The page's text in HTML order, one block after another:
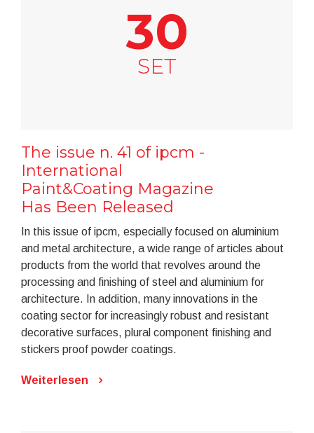
30
SET
The issue n. 41 of ipcm -
International
Paint&Coating Magazine
Has Been Released
In this issue of ipcm, especially focused on aluminium
and metal architecture, a wide range of articles about
products from the world that revolves around the
processing and finishing of steel and aluminium for
architecture. In addition, many innovations in the
coating sector for increasingly robust and resistant
decorative surfaces, plural component finishing and
stickers proof powder coatings.
Weiterlesen